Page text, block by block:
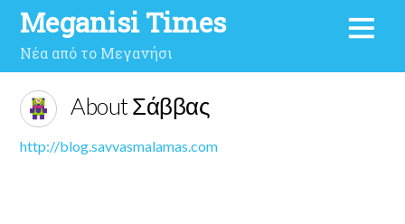
Meganisi Times
Νέα από το Μεγανήσι
About Σάββας
http://blog.savvasmalamas.com